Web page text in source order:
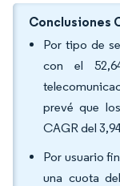
Conclusiones
Por tipo de
con el
prevé que
CAGR del
Por usuario
una cuota